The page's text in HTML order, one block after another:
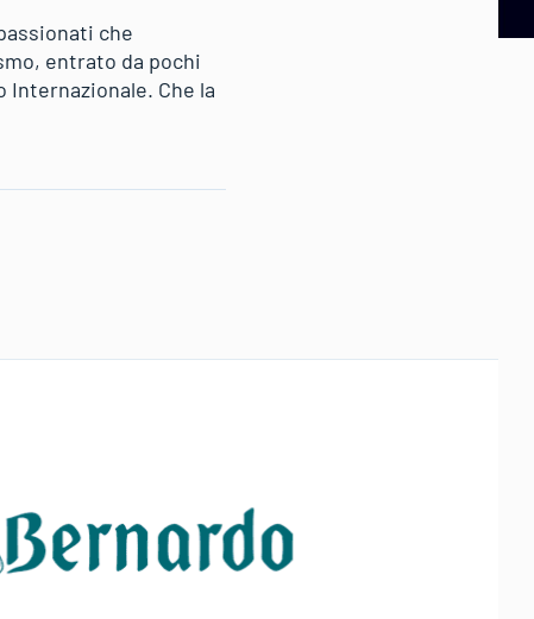
che
entrato da pochi
Che la